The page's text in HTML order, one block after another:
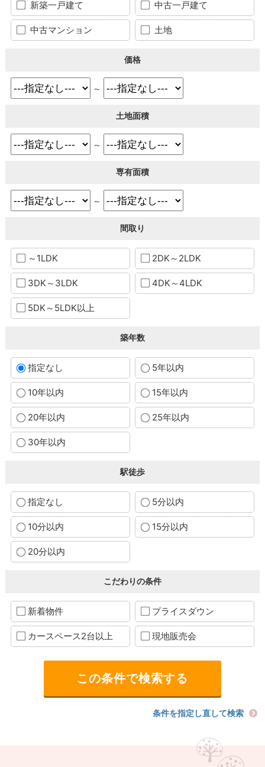
新築一戸建て 中古一戸建て
中古マンション 土地
価格
～
土地面積
～
専有面積
～
間取り
～1LDK 2DK～2LDK
3DK～3LDK 4DK～4LDK
5DK～5LDK以上
築年数
指定なし 5年以内
10年以内 15年以内
20年以内 25年以内
30年以内
駅徒歩
指定なし 5分以内
10分以内 15分以内
20分以内
こだわりの条件
新着物件 プライスダウン
カースペース2台以上 現地販売会
条件を指定し直して検索